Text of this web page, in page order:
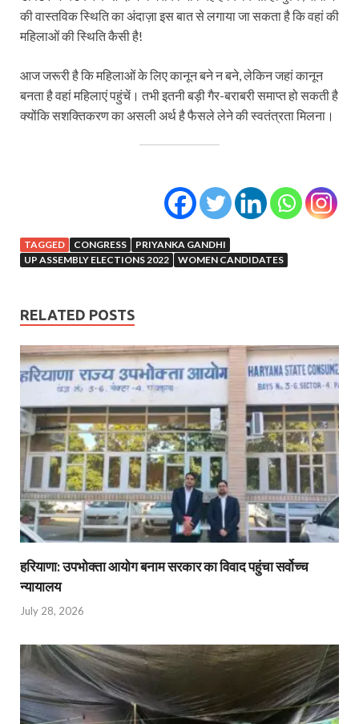
की वास्तविक स्थिति का अंदाज़ा इस बात से लगाया जा सकता है कि वहां की
महिलाओं की स्थिति कैसी है!
आज जरूरी है कि महिलाओं के लिए कानून बने न बने, लेकिन जहां कानून
बनता है वहां महिलाएं पहुंचें। तभी इतनी बड़ी गैर-बराबरी समाप्त हो सकती है
क्योंकि सशक्तिकरण का असली अर्थ है फैसले लेने की स्वतंत्रता मिलना।
TAGGED CONGRESS
PRIYANKA GANDHI
UP ASSEMBLY ELECTIONS 2022
WOMEN CANDIDATES
RELATED POSTS
हरियाणा: उपभोक्ता आयोग बनाम सरकार का विवाद पहुंचा सर्वोच्च
न्यायालय
July 28, 2026